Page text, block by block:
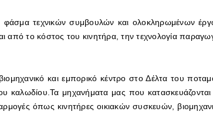
τεχνικών συμβουλών και ολοκληρωμένων
από το κόστος του κινητήρα, την τεχνολογία
και εμπορικό κέντρο στο Δέλτα του
καλωδίου.Τα μηχανήματα μας που
όπως κινητήρες οικιακών συσκευών,